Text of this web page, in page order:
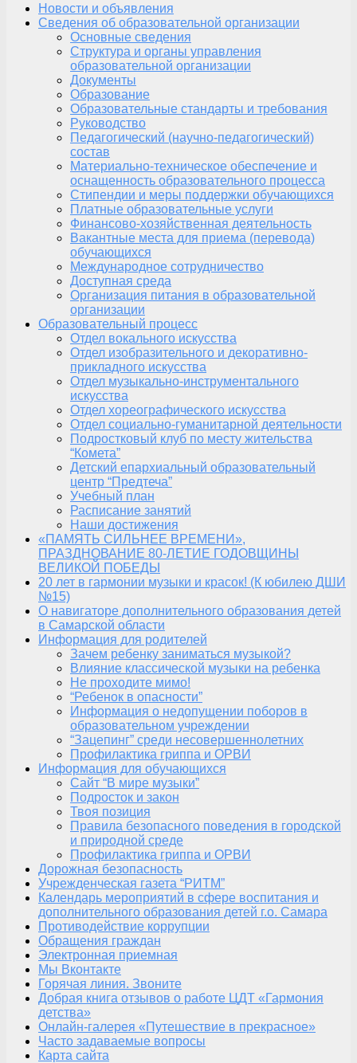
Новости и объявления
Сведения об образовательной организации
Основные сведения
Структура и органы управления
образовательной организации
Документы
Образование
Образовательные стандарты и требования
Руководство
Педагогический (научно-педагогический)
состав
Материально-техническое обеспечение и
оснащенность образовательного процесса
Стипендии и меры поддержки обучающихся
Платные образовательные услуги
Финансово-хозяйственная деятельность
Вакантные места для приема (перевода)
обучающихся
Международное сотрудничество
Доступная среда
Организация питания в образовательной
организации
Образовательный процесс
Отдел вокального искусства
Отдел изобразительного и декоративно-
прикладного искусства
Отдел музыкально-инструментального
искусства
Отдел хореографического искусства
Отдел социально-гуманитарной деятельности
Подростковый клуб по месту жительства
“Комета”
Детский епархиальный образовательный
центр “Предтеча”
Учебный план
Расписание занятий
Наши достижения
«ПАМЯТЬ СИЛЬНЕЕ ВРЕМЕНИ»,
ПРАЗДНОВАНИЕ 80-ЛЕТИЕ ГОДОВЩИНЫ
ВЕЛИКОЙ ПОБЕДЫ
20 лет в гармонии музыки и красок! (К юбилею ДШИ
№15)
О навигаторе дополнительного образования детей
в Самарской области
Информация для родителей
Зачем ребенку заниматься музыкой?
Влияние классической музыки на ребенка
Не проходите мимо!
“Ребенок в опасности”
Информация о недопущении поборов в
образовательном учреждении
“Зацепинг” среди несовершеннолетних
Профилактика гриппа и ОРВИ
Информация для обучающихся
Сайт “В мире музыки”
Подросток и закон
Твоя позиция
Правила безопасного поведения в городской
и природной среде
Профилактика гриппа и ОРВИ
Дорожная безопасность
Учрежденческая газета “РИТМ”
Календарь мероприятий в сфере воспитания и
дополнительного образования детей г.о. Самара
Противодействие коррупции
Обращения граждан
Электронная приемная
Мы Вконтакте
Горячая линия. Звоните
Добрая книга отзывов о работе ЦДТ «Гармония
детства»
Онлайн-галерея «Путешествие в прекрасное»
Часто задаваемые вопросы
Карта сайта